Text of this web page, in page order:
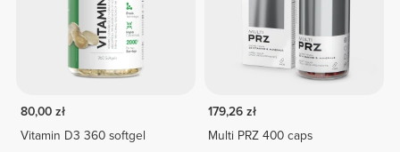
80,00 zł
Vitamin D3 360 softgel
179,26 zł
Multi PRZ 400 caps